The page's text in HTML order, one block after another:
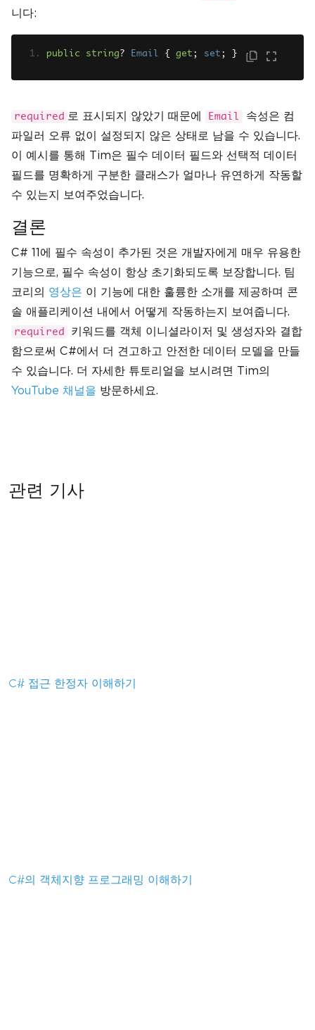
니다:
public string? Email { get ; set ; }
required 로 표시되지 않았기 때문에 Email
속성은 컴
파일러 오류 없이 설정되지 않은 상태로 남을 수 있습니다.
이 예시를 통해 Tim은 필수 데이터 필드와 선택적 데이터
필드를 명확하게 구분한 클래스가 얼마나 유연하게 작동할
수 있는지 보여주었습니다.
결론
C# 11에 필수 속성이 추가된 것은 개발자에게 매우 유용한
기능으로, 필수 속성이 항상 초기화되도록 보장합니다. 팀
코리의 영상은 이 기능에 대한 훌륭한 소개를 제공하며 콘
솔 애플리케이션 내에서 어떻게 작동하는지 보여줍니다.
required
키워드를 객체 이니셜라이저 및 생성자와 결합
함으로써 C#에서 더 견고하고 안전한 데이터 모델을 만들
수 있습니다. 더 자세한 튜토리얼을 보시려면 Tim의
YouTube 채널을 방문하세요.
관련 기사
C# 접근 한정자 이해하기
C#의 객체지향 프로그래밍 이해하기